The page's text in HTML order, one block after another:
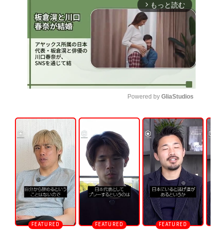
arrow_forward_ios もっと読む
n
m
u
t
e
Powered by GliaStudios